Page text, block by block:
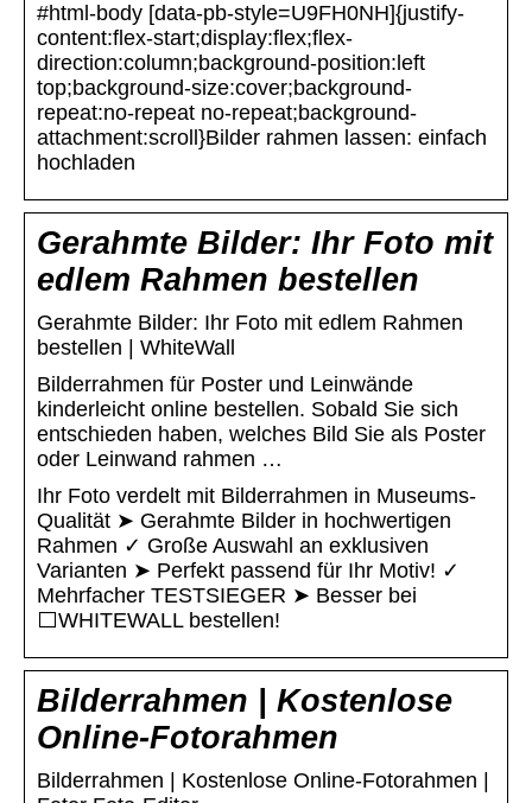
#html-body [data-pb-style=U9FH0NH]{justify-
content:flex-start;display:flex;flex-
direction:column;background-position:left
top;background-size:cover;background-
repeat:no-repeat no-repeat;background-
attachment:scroll}Bilder rahmen lassen: einfach
hochladen
Gerahmte Bilder: Ihr Foto mit
edlem Rahmen bestellen
Gerahmte Bilder: Ihr Foto mit edlem Rahmen
bestellen | WhiteWall
Bilderrahmen für Poster und Leinwände
kinderleicht online bestellen. Sobald Sie sich
entschieden haben, welches Bild Sie als Poster
oder Leinwand rahmen …
Ihr Foto verdelt mit Bilderrahmen in Museums-
Qualität ➤ Gerahmte Bilder in hochwertigen
Rahmen ✓ Große Auswahl an exklusiven
Varianten ➤ Perfekt passend für Ihr Motiv! ✓
Mehrfacher TESTSIEGER ➤ Besser bei
⬜WHITEWALL bestellen!
Bilderrahmen | Kostenlose
Online-Fotorahmen
Bilderrahmen | Kostenlose Online-Fotorahmen |